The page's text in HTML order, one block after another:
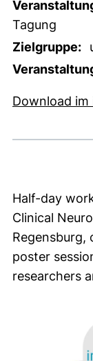
Tagung
Zielgruppe:
Download im
Half-day
Clinical
Regensburg,
poster
researchers